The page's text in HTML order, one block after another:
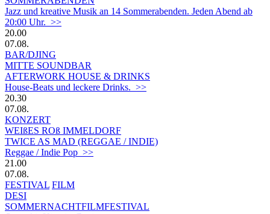
Jazz und kreative Musik an 14 Sommerabenden. Jeden Abend ab
20:00 Uhr. >>
20.00
07.08.
BAR/DJING
MITTE SOUNDBAR
AFTERWORK HOUSE & DRINKS
House-Beats und leckere Drinks. >>
20.30
07.08.
KONZERT
WEIßES ROß IMMELDORF
TWICE AS MAD (REGGAE / INDIE)
Reggae / Indie Pop >>
21.00
07.08.
FESTIVAL FILM
DESI
SOMMERNACHTFILMFESTIVAL